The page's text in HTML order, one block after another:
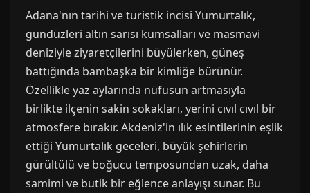
Adana'nın tarihi ve turistik incisi Yumurtalık,
gündüzleri altın sarısı kumsalları ve masmavi
deniziyle ziyaretçilerini büyülerken, güneş
battığında bambaşka bir kimliğe bürünür.
Özellikle yaz aylarında nüfusun artmasıyla
birlikte ilçenin sakin sokakları, yerini cıvıl cıvıl bir
atmosfere bırakır. Akdeniz'in ılık esintilerinin eşlik
ettiği Yumurtalık geceleri, büyük şehirlerin
gürültülü ve boğucu temposundan uzak, daha
samimi ve butik bir eğlence anlayışı sunar. Bu